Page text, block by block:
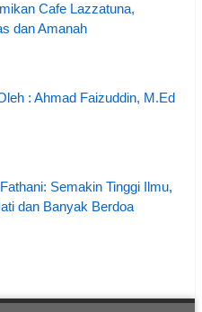
Cafe Lazzatuna,
dan Amanah
: Ahmad Faizuddin, M.Ed
Semakin Tinggi Ilmu,
dan Banyak Berdoa